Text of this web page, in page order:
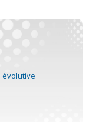
évolutive